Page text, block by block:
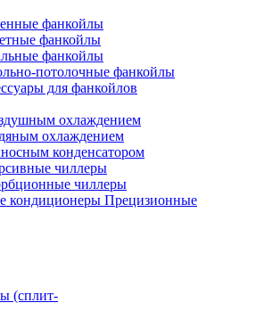
фанкойлы
фанкойлы
фанкойлы
потолочные фанкойлы
для фанкойлов
охлаждением
охлаждением
конденсатором
чиллеры
чиллеры
Прецизионные